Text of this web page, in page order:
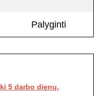
Palyginti
5 darbo dienų.